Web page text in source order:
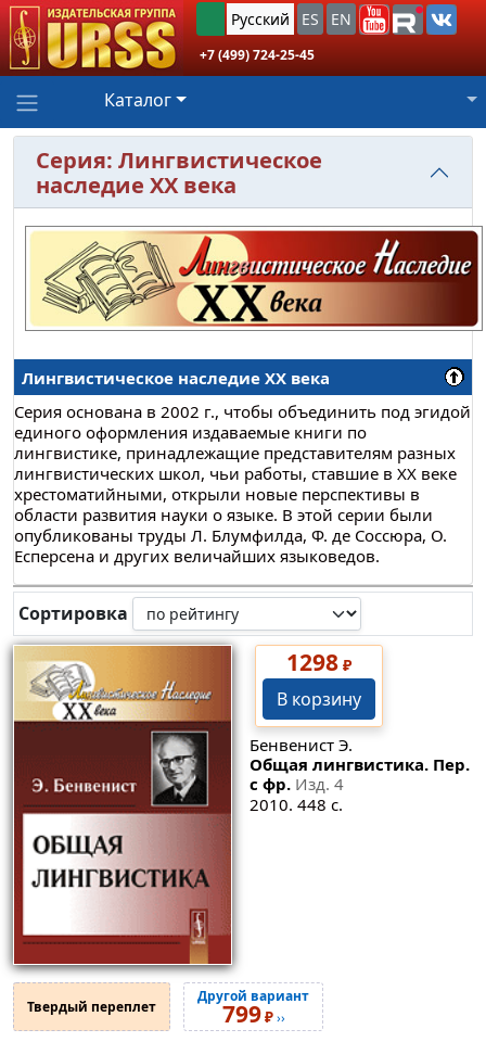
Русский ES EN
+7 (499) 724-25-45
Каталог
Серия: Лингвистическое
наследие ХХ века
Лингвистическое наследие ХХ века
Серия основана в 2002 г., чтобы объединить под эгидой
единого оформления издаваемые книги по
лингвистике, принадлежащие представителям разных
лингвистических школ, чьи работы, ставшие в XX веке
хрестоматийными, открыли новые перспективы в
области развития науки о языке. В этой серии были
опубликованы труды Л. Блумфилда, Ф. де Соссюра, О.
Есперсена и других величайших языковедов.
Сортировка
1298₽
В корзину
Бенвенист Э.
Общая лингвистика. Пер.
с фр. Изд. 4
2010. 448 с.
Твердый переплет
Другой вариант
799₽››